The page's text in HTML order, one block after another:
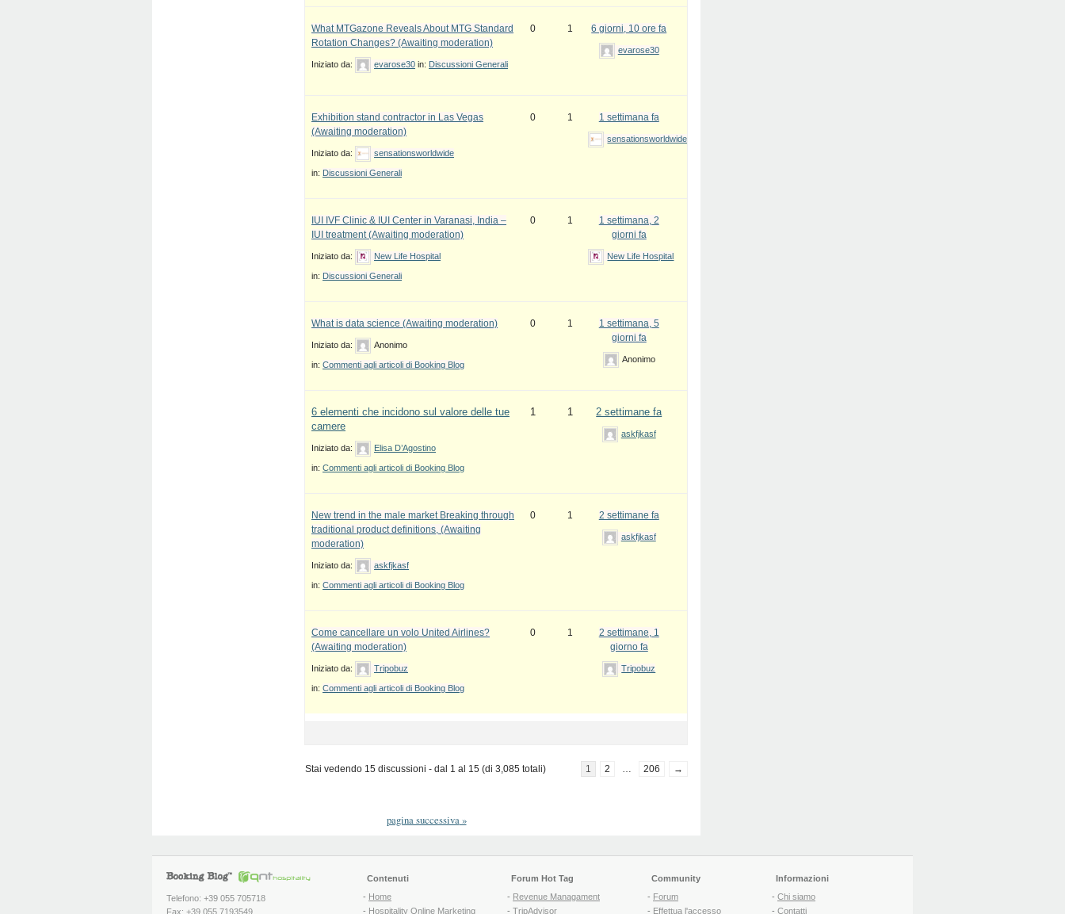
What MTGazone Reveals About MTG Standard
Rotation Changes? (Awaiting moderation)
Iniziato da: evarose30 in: Discussioni Generali
0 1 6 giorni, 10 ore fa
evarose30
Exhibition stand contractor in Las Vegas
(Awaiting moderation)
Iniziato da: sensationsworldwide
in: Discussioni Generali
0 1 1 settimana fa
sensationsworldwide
IUI IVF Clinic & IUI Center in Varanasi, India –
IUI treatment (Awaiting moderation)
Iniziato da: New Life Hospital
in: Discussioni Generali
0 1
1 settimana, 2
giorni fa
New Life Hospital
What is data science (Awaiting moderation)
Iniziato da: Anonimo
in: Commenti agli articoli di Booking Blog
0 1
1 settimana, 5
giorni fa
Anonimo
6 elementi che incidono sul valore delle tue
camere
Iniziato da: Elisa D’Agostino
in: Commenti agli articoli di Booking Blog
1 1 2 settimane fa
askfjkasf
New trend in the male market Breaking through
traditional product definitions, (Awaiting
moderation)
Iniziato da: askfjkasf
in: Commenti agli articoli di Booking Blog
0 1 2 settimane fa
askfjkasf
Come cancellare un volo United Airlines?
(Awaiting moderation)
Iniziato da: Tripobuz
in: Commenti agli articoli di Booking Blog
0 1
2 settimane, 1
giorno fa
Tripobuz
Stai vedendo 15 discussioni - dal 1 al 15 (di 3,085 totali) 1 2 … 206 →
pagina successiva»
Telefono: +39 055 705718
Fax: +39 055 7193549
Contenuti
- Home
- Hospitality Online Marketing
Forum Hot Tag
- Revenue Managament
- TripAdvisor
Community
- Forum
- Effettua l'accesso
Informazioni
- Chi siamo
- Contatti